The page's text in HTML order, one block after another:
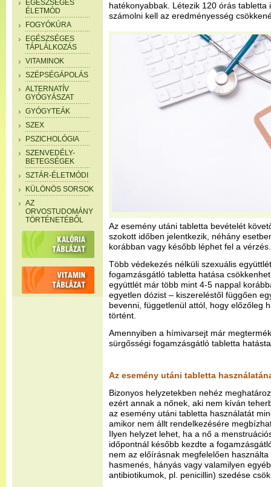
EGÉSZSÉGES
ÉLETMÓD
FOGYÓKÚRA
EGÉSZSÉGES
TÁPLÁLKOZÁS
VITAMINOK
SZÉPSÉGÁPOLÁS
ALTERNATÍV
GYÓGYÁSZAT
GYÓGYTEÁK
SZEX
PSZICHOLÓGIA
SZENVEDÉLY-
BETEGSÉGEK
SZTÁR-ÉLETMÓDI
KÜLÖNÖS SORSOK
AZ
ORVOSTUDOMÁNY
TÖRTÉNETÉBŐL
hatékonyabbak. Létezik 120 órás
számolni kell az eredményesség
Az esemény utáni tabletta bevételét
szokott időben jelentkezik, néhány
korábban vagy később léphet fel a vérzés.
Több védekezés nélküli szexuális
fogamzásgátló tabletta hatása
együttlét már több mint 4-5 nappal
egyetlen dózist – kiszereléstől függően
bevenni, függetlenül attól, hogy előzőleg
történt.
Amennyiben a hímivarsejt már
sürgősségi fogamzásgátló tabletta
Az esemény utáni tabletta
Bizonyos helyzetekben nehéz
ezért annak a nőnek, aki nem kíván
az esemény utáni tabletta használatát
amikor nem állt rendelkezésére
Ilyen helyzet lehet, ha a nő a
időpontnál később kezdte a
nem az előírásnak megfelelően
hasmenés, hányás vagy valamilyen
antibiotikumok, pl. penicillin) szedése